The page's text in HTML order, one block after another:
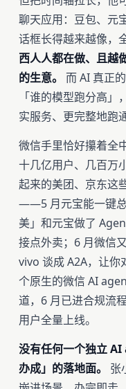
聊天应用：豆包、元
话框长得越来越像，
西人人都在做、且越
的生意。 而 AI 真正
「谁的模型跑分高
实服务、更完整地跑
微信手里恰好攥着全
十几亿用户、几百万
起来的美团、京东这
——5 月元宝能一键
美」和元宝做了
接点外卖；6 月微信
vivo 谈成 A2A，让你
个原生的微信 AI
道，6 月已进合规流
用户全量上线。
没有任何一个独立
办成」的落地面。
张